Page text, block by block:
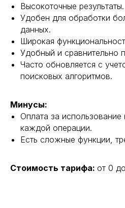
Высокоточные результаты.
Удобен для обработки
данных.
Широкая
Удобный и сравнительно
Часто обновляется с
поисковых алгоритмов.
Минусы:
Оплата за использование
каждой операции.
Есть сложные функции,
Стоимость тарифа: от 0